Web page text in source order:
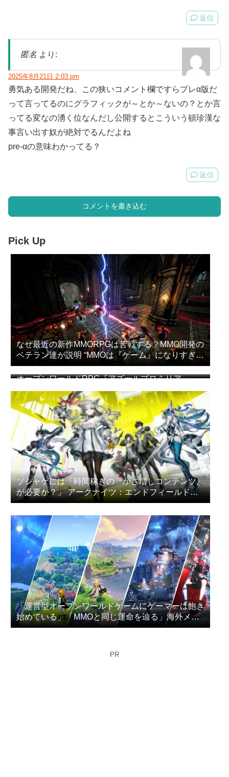
返信
匿名 より:
2025年8月21日 2:03 pm
勇気ある開発だね、この狭いコメント欄ですらプレα版だ
って言ってるのにグラフィックが～とか～ないの？とか言
ってる変なの湧く位なんだし公開するとこういう頓珍漢な
事言い出す奴が絶対でるんだよね
pre-αの意味わかってる？
返信
コメントを書き込む
Pick Up
なぜ最近の新作MMORPGは苦戦する？MMO開発の
ベテラン達が説明 “MMOは『ゲーム』になりすぎ
た”
オープンワールドRPG『アズールプロミリア』
CBT簡易レビュー
ソシャゲには「時間稼ぎの『かさ増しコンテンツ』
が必要か？」 アークナイツ：エンドフィールドの
プレイヤー達が議論
「運営型オープンワールドゲームにゲーマーは飽き
始めている」「MMOと同じ運命を辿る」海外メデ
ィアが指摘
PR